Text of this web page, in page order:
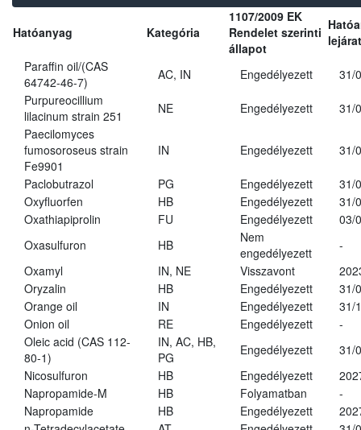
Hatóanyag Kategória
1107/2009 EK
Rendelet szerinti
állapot
Paraffin oil/(CAS
64742-46-7)
AC, IN Engedélyezett
31/
Purpureocillium
lilacinum strain 251
NE Engedélyezett
31/
Paecilomyces
fumosoroseus strain
Fe9901
IN Engedélyezett 31/
Paclobutrazol PG Engedélyezett
31/
Oxyfluorfen
HB Engedélyezett
31/
Oxathiapiprolin
FU Engedélyezett
03/
Oxasulfuron
HB
Nem
engedélyezett
-
Oxamyl
IN, NE Visszavont
Oryzalin
HB Engedélyezett
31/
Orange oil
IN Engedélyezett
31/
Onion oil
RE Engedélyezett
-
Oleic acid (CAS 112-
80-1)
IN, AC, HB,
PG
Engedélyezett
31/
Nicosulfuron
HB Engedélyezett
Napropamide-M
HB Folyamatban
-
Napropamide
HB Engedélyezett